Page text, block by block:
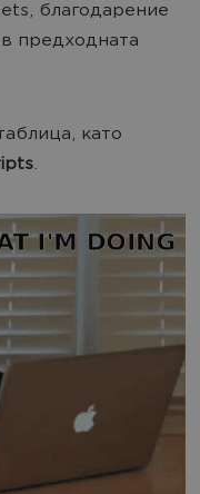
благодарение
предходната
като
.